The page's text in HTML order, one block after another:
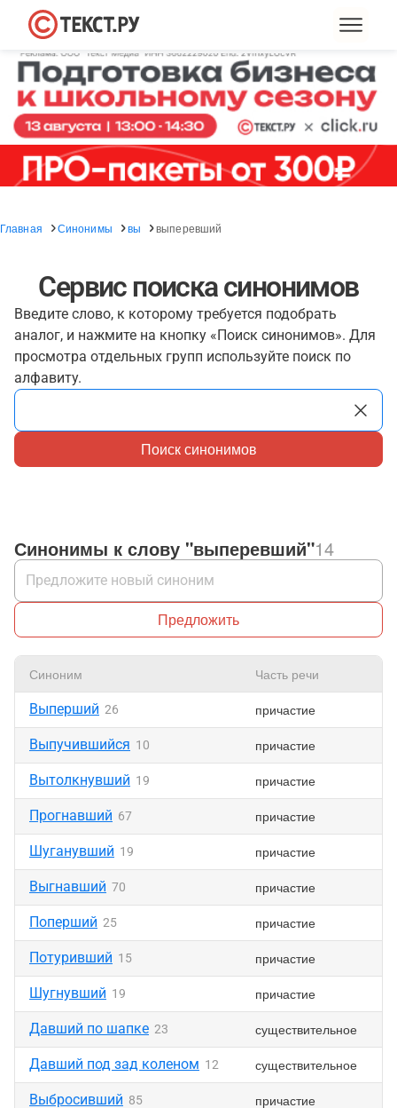
Главная Синонимы вы выперевший
Сервис поиска синонимов
Введите слово, к которому требуется подобрать
аналог, и нажмите на кнопку «Поиск синонимов». Для
просмотра отдельных групп используйте поиск по
алфавиту.
Поиск синонимов
Синонимы к слову "выперевший"14
Предложить
Синоним Часть речи
Выперший 26 причастие
Выпучившийся 10 причастие
Вытолкнувший 19 причастие
Прогнавший 67 причастие
Шуганувший 19 причастие
Выгнавший 70 причастие
Поперший 25 причастие
Потуривший 15 причастие
Шугнувший 19 причастие
Давший по шапке 23 существительное
Давший под зад коленом 12 существительное
Выбросивший 85 причастие